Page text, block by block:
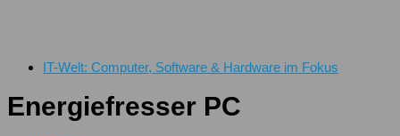
IT-Welt: Computer, Software & Hardware im Fokus
Energiefresser PC